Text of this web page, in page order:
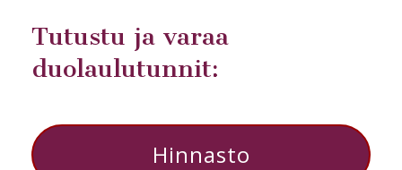
Tutustu ja varaa
duolaulutunnit:
Hinnasto